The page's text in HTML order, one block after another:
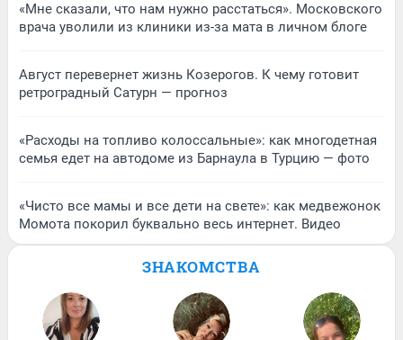
«Мне сказали, что нам нужно расстаться». Московского
врача уволили из клиники из-за мата в личном блоге
Август перевернет жизнь Козерогов. К чему готовит
ретроградный Сатурн — прогноз
«Расходы на топливо колоссальные»: как многодетная
семья едет на автодоме из Барнаула в Турцию — фото
«Чисто все мамы и все дети на свете»: как медвежонок
Момота покорил буквально весь интернет. Видео
ЗНАКОМСТВА